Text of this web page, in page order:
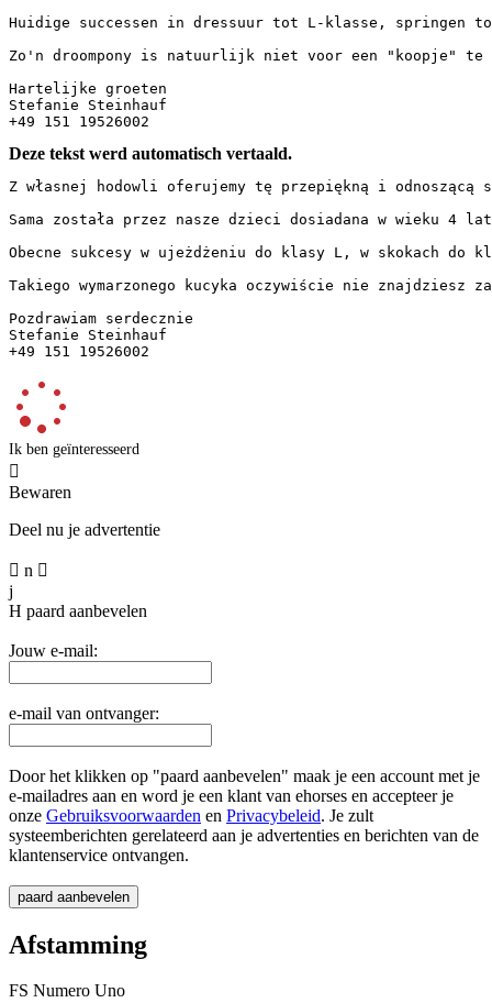
Huidige successen in dressuur tot L-klasse, springen
Zo'n droompony is natuurlijk niet voor een "koopje" te
Hartelijke groeten
Stefanie Steinhauf
+49 151 19526002
Deze tekst werd automatisch vertaald.
Z własnej hodowli oferujemy tę przepiękną i odnoszącą
Sama została przez nasze dzieci dosiadana w wieku 4
Obecne sukcesy w ujeżdżeniu do klasy L, w skokach do
Takiego wymarzonego kucyka oczywiście nie znajdziesz
Pozdrawiam serdecznie
Stefanie Steinhauf
+49 151 19526002
Ik ben geïnteresseerd

Bewaren
Deel nu je advertentie
 n 
j
H paard aanbevelen
Jouw e-mail:
e-mail van ontvanger:
Door het klikken op "paard aanbevelen" maak je een account met je
e-mailadres aan en word je een klant van ehorses en accepteer je
onze Gebruiksvoorwaarden en Privacybeleid. Je zult
systeemberichten gerelateerd aan je advertenties en berichten van de
klantenservice ontvangen.
Afstamming
FS Numero Uno